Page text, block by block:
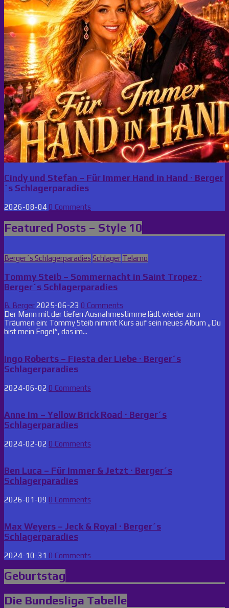
Cindy und Stefan – Für Immer Hand in Hand · Berger
´s Schlagerparadies
2026-08-04 0 Comments
Featured Posts – Style 10
Posted
Berger´s Schlagerparadies Schlager Telamo
Tommy Steib – Sommernacht in Saint Tropez ·
Berger´s Schlagerparadies
B. Berger2025-06-23 0 Comments
Der Mann mit der tiefen Ausnahmestimme lädt wieder zum
Träumen ein: Tommy Steib nimmt Kurs auf sein neues Album „Du
bist mein Engel“, das im...
Ingo Roberts – Fiesta der Liebe · Berger´s
Schlagerparadies
2024-06-02 0 Comments
Anne Im – Yellow Brick Road · Berger´s
Schlagerparadies
2024-02-02 0 Comments
Ben Luca – Für Immer & Jetzt · Berger´s
Schlagerparadies
2026-01-09 0 Comments
Max Weyers – Jeck & Royal · Berger´s
Schlagerparadies
2024-10-31 0 Comments
Geburtstag
Die Bundesliga Tabelle